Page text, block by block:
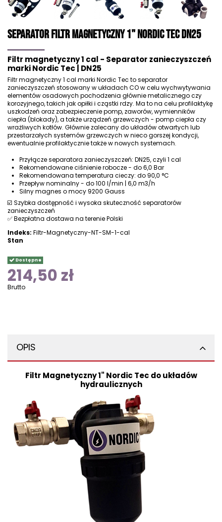
Separator Filtr Magnetyczny 1" Nordic Tec DN25
Filtr magnetyczny 1 cal - Separator zanieczyszczeń
marki Nordic Tec | DN25
Filtr magnetyczny 1 cal marki Nordic Tec to separator
zanieczyszczeń stosowany w układach CO w celu wychwytywania
elementów osadowych pochodzenia głównie metalicznego czy
korozyjnego, takich jak opiłki i cząstki rdzy. Ma to na celu profilaktykę
uszkodzeń oraz zabezpieczenie pomp, zaworów, wymienników
ciepła (blokady), a także urządzeń grzewczych - pomp ciepła czy
wrażliwych kotłów. Głównie zalecany do układów otwartych lub
przestarzałych systemów grzewczych w nieco gorszej kondycji,
ewentualnie profilaktycznie także w nowych systemach.
Przyłącze separatora zanieczyszczeń: DN25, czyli 1 cal
Rekomendowane ciśnienie robocze - do 6,0 Bar
Rekomendowana temperatura cieczy: do 90,0 °C
Przepływ nominalny - do 100 l/min | 6,0 m3/h
Silny magnes o mocy 9200 Gauss
☑️ Szybka dostępność i wysoka skuteczność separatorów
zanieczyszczeń
✅ Bezpłatna dostawa na terenie Polski
Indeks: Filtr-Magnetyczny-NT-SM-1-cal
Stan
Dostępne
214,50 zł
Brutto
OPIS
Filtr Magnetyczny 1" Nordic Tec do układów
hydraulicznych